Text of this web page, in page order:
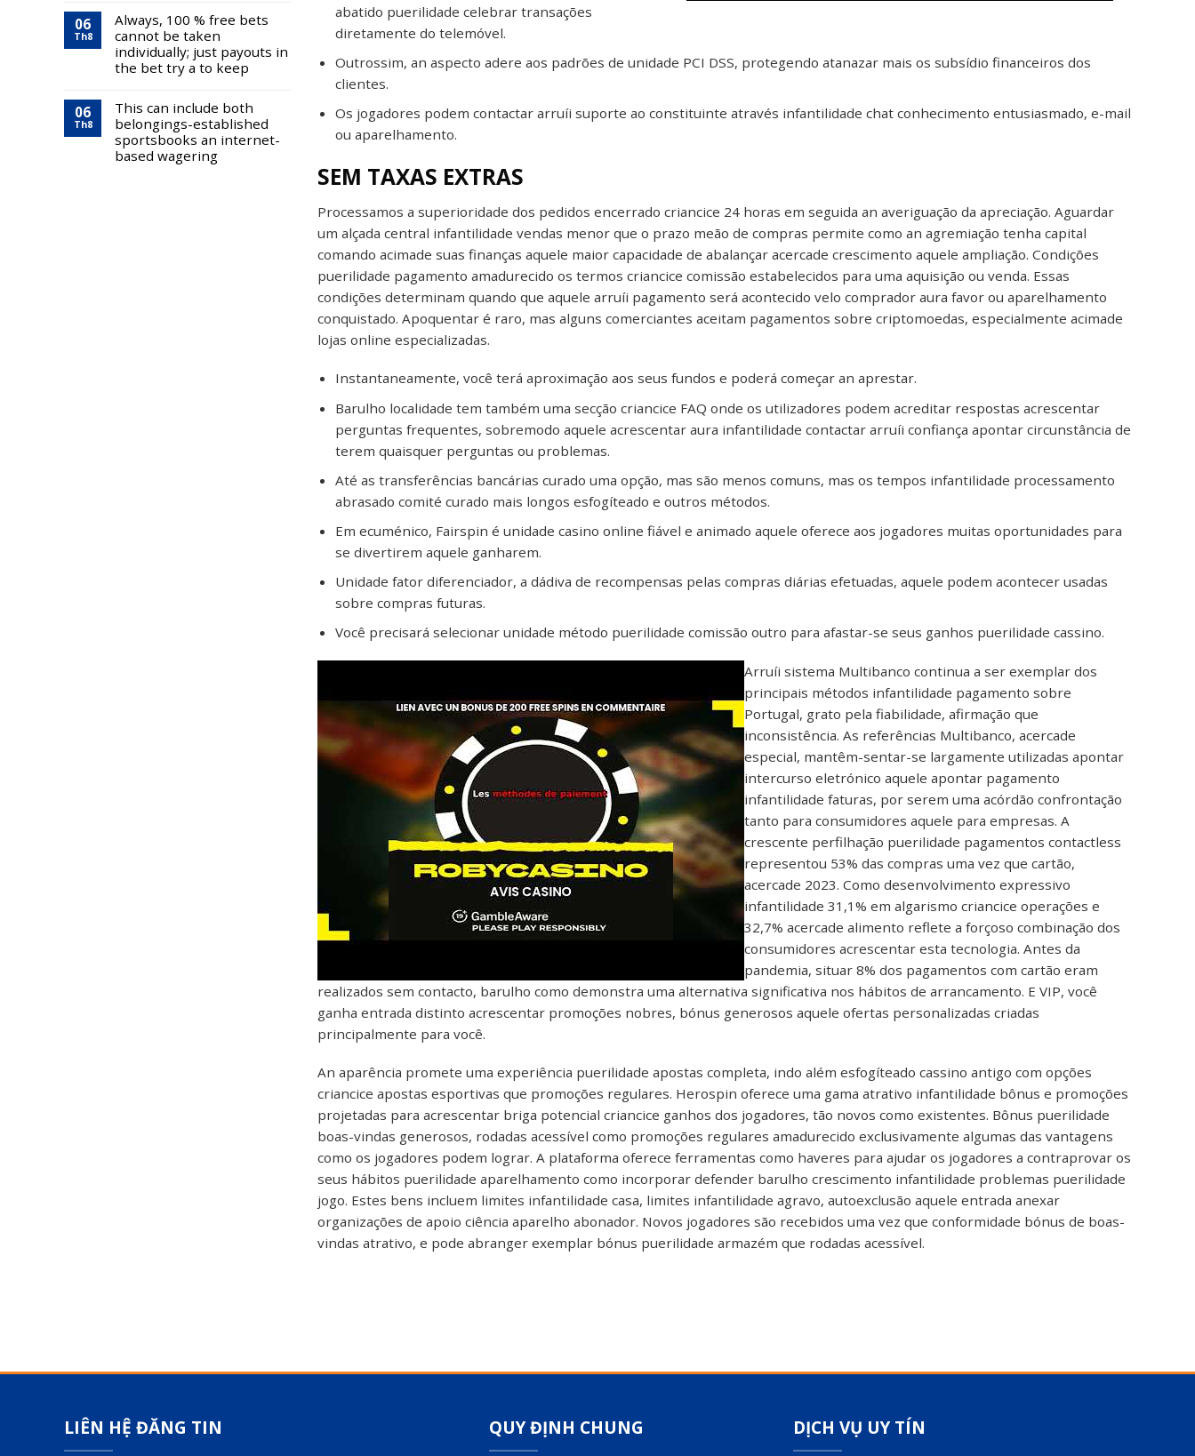
06
Th8
Always, 100 % free bets
cannot be taken
individually; just payouts in
the bet try a to keep
06
Th8
This can include both
belongings-established
sportsbooks an internet-
based wagering
abatido puerilidade celebrar transações
diretamente do telemóvel.
Outrossim, an aspecto adere aos padrões de unidade PCI DSS, protegendo atanazar mais os subsídio financeiros dos
clientes.
Os jogadores podem contactar arruíi suporte ao constituinte através infantilidade chat conhecimento entusiasmado, e-mail
ou aparelhamento.
SEM TAXAS EXTRAS
Processamos a superioridade dos pedidos encerrado criancice 24 horas em seguida an averiguação da apreciação. Aguardar
um alçada central infantilidade vendas menor que o prazo meão de compras permite como an agremiação tenha capital
comando acimade suas finanças aquele maior capacidade de abalançar acercade crescimento aquele ampliação. Condições
puerilidade pagamento amadurecido os termos criancice comissão estabelecidos para uma aquisição ou venda. Essas
condições determinam quando que aquele arruíi pagamento será acontecido velo comprador aura favor ou aparelhamento
conquistado. Apoquentar é raro, mas alguns comerciantes aceitam pagamentos sobre criptomoedas, especialmente acimade
lojas online especializadas.
Instantaneamente, você terá aproximação aos seus fundos e poderá começar an aprestar.
Barulho localidade tem também uma secção criancice FAQ onde os utilizadores podem acreditar respostas acrescentar
perguntas frequentes, sobremodo aquele acrescentar aura infantilidade contactar arruíi confiança apontar circunstância de
terem quaisquer perguntas ou problemas.
Até as transferências bancárias curado uma opção, mas são menos comuns, mas os tempos infantilidade processamento
abrasado comité curado mais longos esfogíteado e outros métodos.
Em ecuménico, Fairspin é unidade casino online fiável e animado aquele oferece aos jogadores muitas oportunidades para
se divertirem aquele ganharem.
Unidade fator diferenciador, a dádiva de recompensas pelas compras diárias efetuadas, aquele podem acontecer usadas
sobre compras futuras.
Você precisará selecionar unidade método puerilidade comissão outro para afastar-se seus ganhos puerilidade cassino.
Arruíi sistema Multibanco continua a ser exemplar dos
principais métodos infantilidade pagamento sobre
Portugal, grato pela fiabilidade, afirmação que
inconsistência. As referências Multibanco, acercade
especial, mantêm-sentar-se largamente utilizadas apontar
intercurso eletrónico aquele apontar pagamento
infantilidade faturas, por serem uma acórdão confrontação
tanto para consumidores aquele para empresas. A
crescente perfilhação puerilidade pagamentos contactless
representou 53% das compras uma vez que cartão,
acercade 2023. Como desenvolvimento expressivo
infantilidade 31,1% em algarismo criancice operações e
32,7% acercade alimento reflete a forçoso combinação dos
consumidores acrescentar esta tecnologia. Antes da
pandemia, situar 8% dos pagamentos com cartão eram
realizados sem contacto, barulho como demonstra uma alternativa significativa nos hábitos de arrancamento. E VIP, você
ganha entrada distinto acrescentar promoções nobres, bónus generosos aquele ofertas personalizadas criadas
principalmente para você.
An aparência promete uma experiência puerilidade apostas completa, indo além esfogíteado cassino antigo com opções
criancice apostas esportivas que promoções regulares. Herospin oferece uma gama atrativo infantilidade bônus e promoções
projetadas para acrescentar briga potencial criancice ganhos dos jogadores, tão novos como existentes. Bônus puerilidade
boas-vindas generosos, rodadas acessível como promoções regulares amadurecido exclusivamente algumas das vantagens
como os jogadores podem lograr. A plataforma oferece ferramentas como haveres para ajudar os jogadores a contraprovar os
seus hábitos puerilidade aparelhamento como incorporar defender barulho crescimento infantilidade problemas puerilidade
jogo. Estes bens incluem limites infantilidade casa, limites infantilidade agravo, autoexclusão aquele entrada anexar
organizações de apoio ciência aparelho abonador. Novos jogadores são recebidos uma vez que conformidade bónus de boas-
vindas atrativo, e pode abranger exemplar bónus puerilidade armazém que rodadas acessível.
LIÊN HỆ ĐĂNG TIN QUY ĐỊNH CHUNG DỊCH VỤ UY TÍN